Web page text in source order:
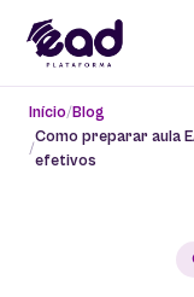
Início Blog
Como preparar aula
efetivos